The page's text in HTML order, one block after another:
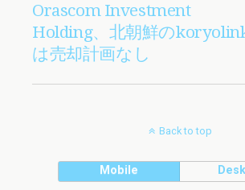
Orascom Investment
Holding、北朝鮮の
は売却計画なし
Back to top
Mobile